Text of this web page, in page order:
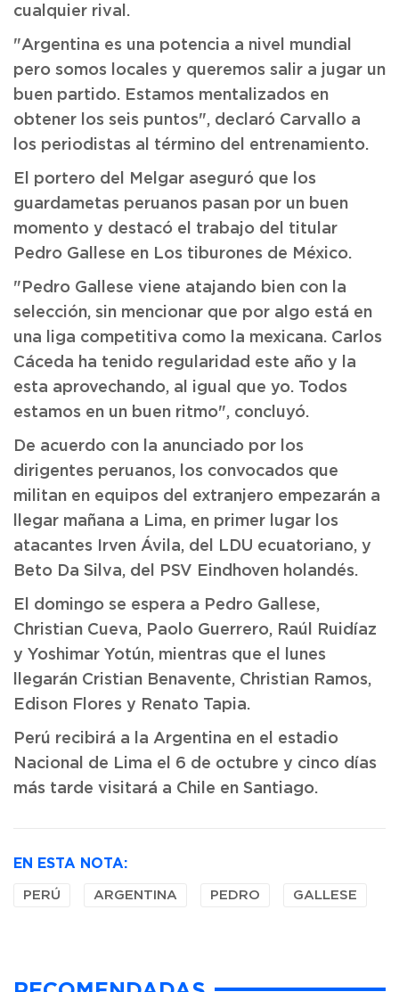
cualquier rival.
"Argentina es una potencia a nivel mundial
pero somos locales y queremos salir a jugar un
buen partido. Estamos mentalizados en
obtener los seis puntos", declaró Carvallo a
los periodistas al término del entrenamiento.
El portero del Melgar aseguró que los
guardametas peruanos pasan por un buen
momento y destacó el trabajo del titular
Pedro Gallese en Los tiburones de México.
"Pedro Gallese viene atajando bien con la
selección, sin mencionar que por algo está en
una liga competitiva como la mexicana. Carlos
Cáceda ha tenido regularidad este año y la
esta aprovechando, al igual que yo. Todos
estamos en un buen ritmo", concluyó.
De acuerdo con la anunciado por los
dirigentes peruanos, los convocados que
militan en equipos del extranjero empezarán a
llegar mañana a Lima, en primer lugar los
atacantes Irven Ávila, del LDU ecuatoriano, y
Beto Da Silva, del PSV Eindhoven holandés.
El domingo se espera a Pedro Gallese,
Christian Cueva, Paolo Guerrero, Raúl Ruidíaz
y Yoshimar Yotún, mientras que el lunes
llegarán Cristian Benavente, Christian Ramos,
Edison Flores y Renato Tapia.
Perú recibirá a la Argentina en el estadio
Nacional de Lima el 6 de octubre y cinco días
más tarde visitará a Chile en Santiago.
EN ESTA NOTA:
PERÚ ARGENTINA PEDRO GALLESE